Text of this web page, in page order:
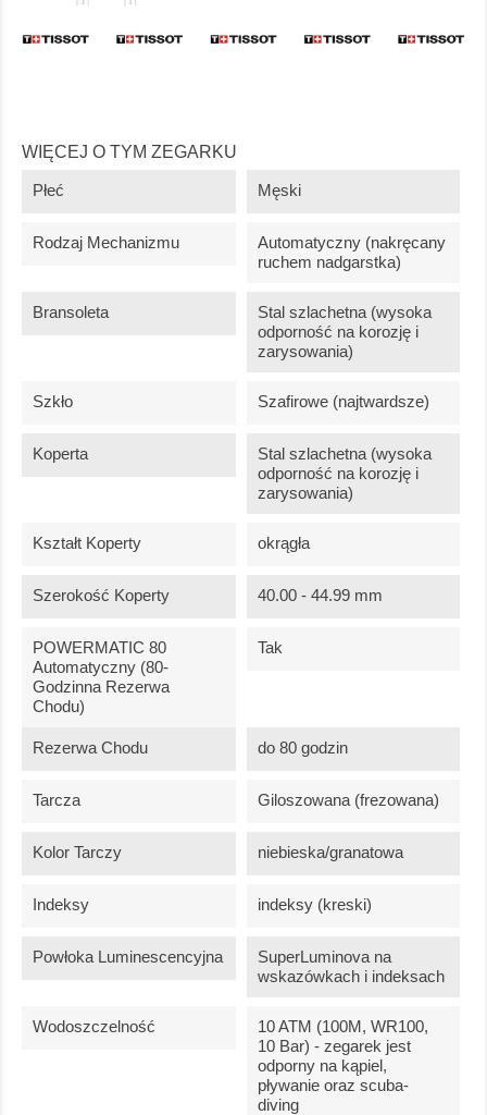
WIĘCEJ O TYM ZEGARKU
Płeć Męski
Rodzaj Mechanizmu
Automatyczny (nakręcany
ruchem nadgarstka)
Bransoleta
Stal szlachetna (wysoka
odporność na korozję i
zarysowania)
Szkło Szafirowe (najtwardsze)
Koperta
Stal szlachetna (wysoka
odporność na korozję i
zarysowania)
Kształt Koperty okrągła
Szerokość Koperty 40.00 - 44.99 mm
POWERMATIC 80
Automatyczny (80-
Godzinna Rezerwa
Chodu)
Tak
Rezerwa Chodu do 80 godzin
Tarcza Giloszowana (frezowana)
Kolor Tarczy niebieska/granatowa
Indeksy indeksy (kreski)
Powłoka Luminescencyjna
SuperLuminova na
wskazówkach i indeksach
Wodoszczelność
10 ATM (100M, WR100,
10 Bar) - zegarek jest
odporny na kąpiel,
pływanie oraz scuba-
diving